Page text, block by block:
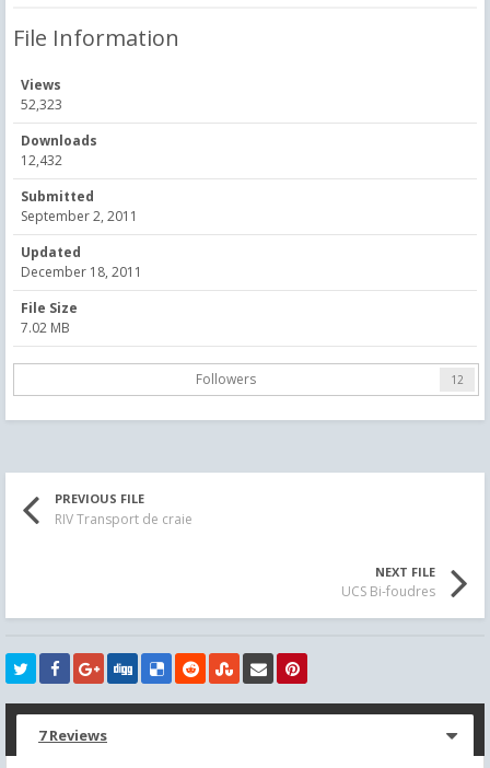
File Information
Views
52,323
Downloads
12,432
Submitted
September 2, 2011
Updated
December 18, 2011
File Size
7.02 MB
Followers 12
PREVIOUS FILE
RIV Transport de craie
NEXT FILE
UCS Bi-foudres
7 Reviews